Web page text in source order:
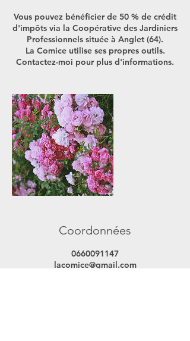
Vous pouvez bénéficier de 50 % de crédit
d'impôts via la Coopérative des Jardiniers
Professionnels située à Anglet (64).
La Comice utilise ses propres outils.
Contactez-moi pour plus d'informations.
Coordonnées
0660091147
lacomice@gmail.com